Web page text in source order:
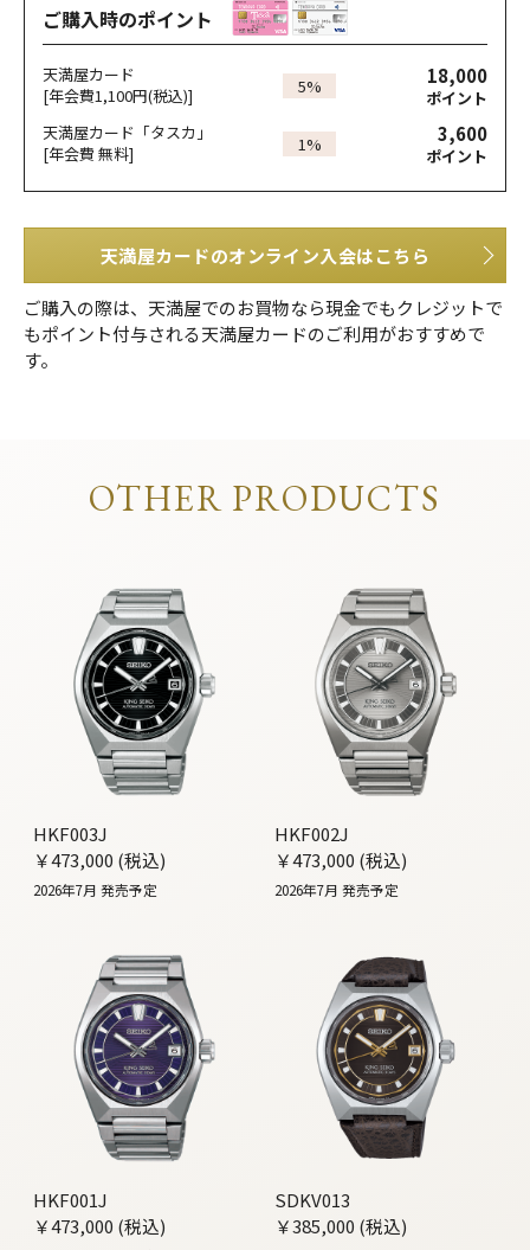
ご購入時のポイント
天満屋カード
[年会費1,100円(税込)]
5% 18,000
ポイント
天満屋カード「タスカ」
[年会費 無料]
1% 3,600
ポイント
天満屋カードのオンライン入会はこちら
ご購入の際は、天満屋でのお買物なら現金でもクレジットで
もポイント付与される天満屋カードのご利用がおすすめで
す。
OTHER PRODUCTS
HKF003J
￥473,000 (税込)
2026年7月 発売予定
HKF002J
￥473,000 (税込)
2026年7月 発売予定
HKF001J
￥473,000 (税込)
SDKV013
￥385,000 (税込)